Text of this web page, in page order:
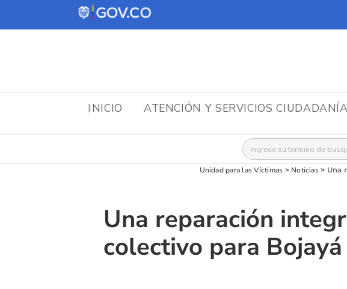
INICIO ATENCIÓN Y SERVICIOS CIUDADANÍA
Buscar:
Unidad para las Víctimas > Noticias> Una
Una reparación
colectivo para Bojayá